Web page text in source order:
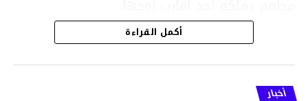
ووفقا لتقرير الطبيب الشرعي، توفيت نوكينوفا
متأثرة بصدمة في الدماغ، وكانت إحدى عظام
أنفها مكسورة وكانت هناك كدمات متعددة على
أكمل القراءة
أخبار